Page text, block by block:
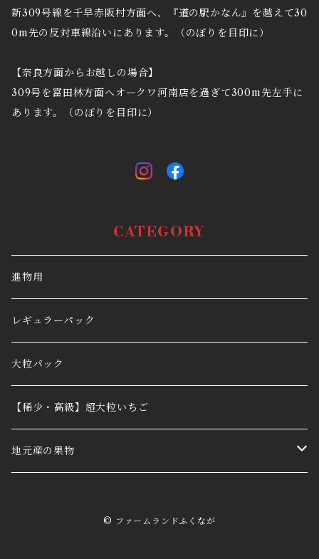
新309号線を千早赤阪村方面へ、『道の駅かなん』を越えて30
0m先の反対車線沿いにあります。（のぼりを目印に）
【奈良方面からお越しの場合】
309号を富田林方面へオークワ河南店を過ぎて300m先左手に
あります。（のぼりを目印に）
CATEGORY
進物用
レギュラーパック
大粒パック
【稀少・高級】超大粒いちご
地元産の果物
© ファームランドふくなが